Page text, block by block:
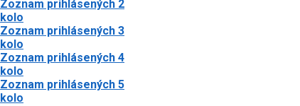
Zoznam prihlásených 2
kolo
Zoznam prihlásených 3
kolo
Zoznam prihlásených 4
kolo
Zoznam prihlásených 5
kolo